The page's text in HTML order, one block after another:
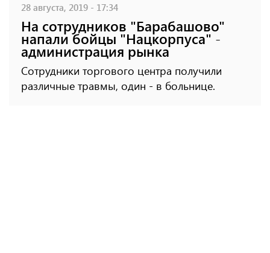
28 августа, 2019 - 17:34
На сотрудников "Барабашово"
напали бойцы "Нацкорпуса" -
администрация рынка
Сотрудники торгового центра получили
различные травмы, один - в больнице.